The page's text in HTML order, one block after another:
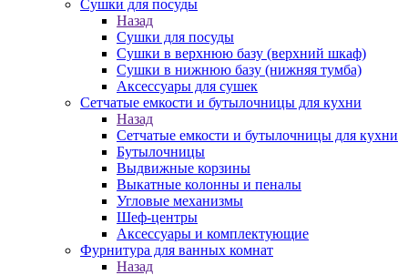
Сушки для посуды
Назад
Сушки для посуды
Сушки в верхнюю базу (верхний шкаф)
Сушки в нижнюю базу (нижняя тумба)
Аксессуары для сушек
Сетчатые емкости и бутылочницы для кухни
Назад
Сетчатые емкости и бутылочницы для кухни
Бутылочницы
Выдвижные корзины
Выкатные колонны и пеналы
Угловые механизмы
Шеф-центры
Аксессуары и комплектующие
Фурнитура для ванных комнат
Назад